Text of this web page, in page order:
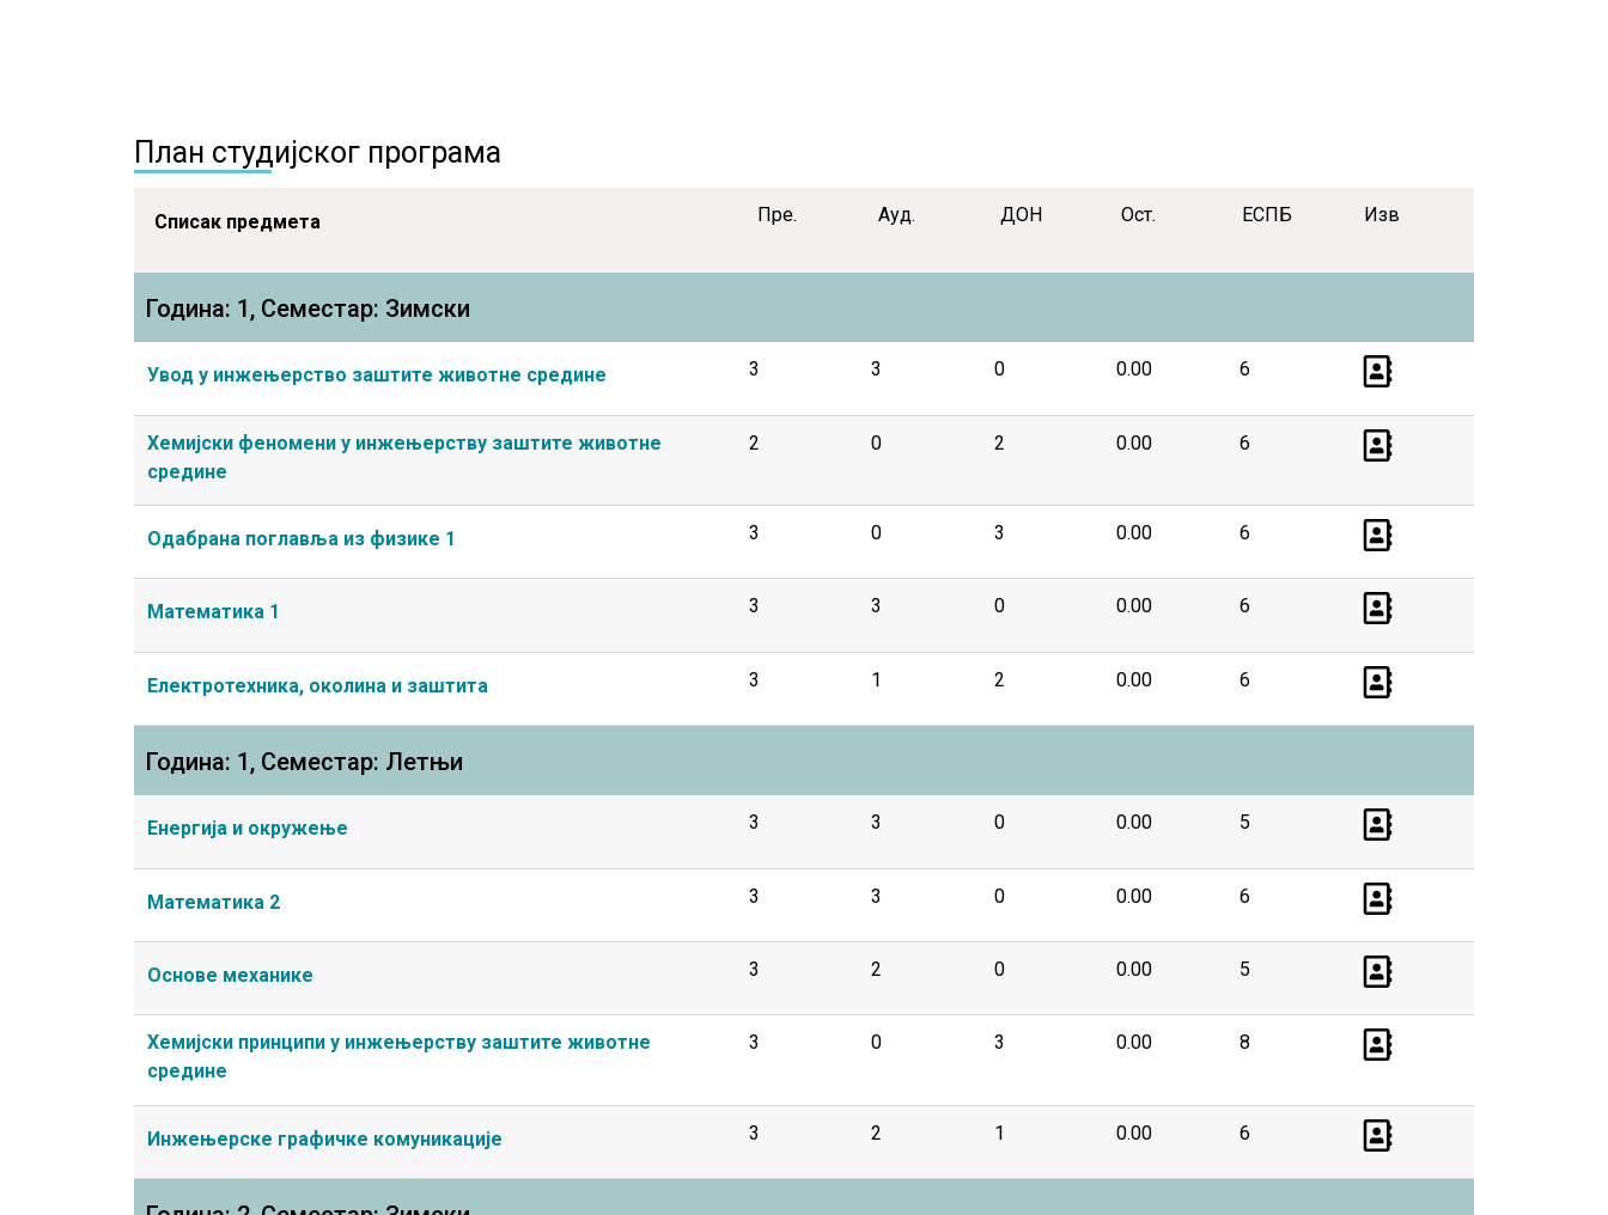
План студијског програма
Списак предмета Пре. Ауд. ДОН Ост. ЕСПБ Изв
Година: 1, Семестар: Зимски
Увод у инжењерство заштите животне средине 3 3 0 0.00 6
Хемијски феномени у инжењерству заштите животне
средине
2 0 2 0.00 6
Одабрана поглавља из физике 1 3 0 3 0.00 6
Математика 1 3 3 0 0.00 6
Електротехника, околина и заштита 3 1 2 0.00 6
Година: 1, Семестар: Летњи
Енергија и окружење 3 3 0 0.00 5
Математика 2 3 3 0 0.00 6
Основе механике 3 2 0 0.00 5
Хемијски принципи у инжењерству заштите животне
средине
3 0 3 0.00 8
Инжењерске графичке комуникације 3 2 1 0.00 6